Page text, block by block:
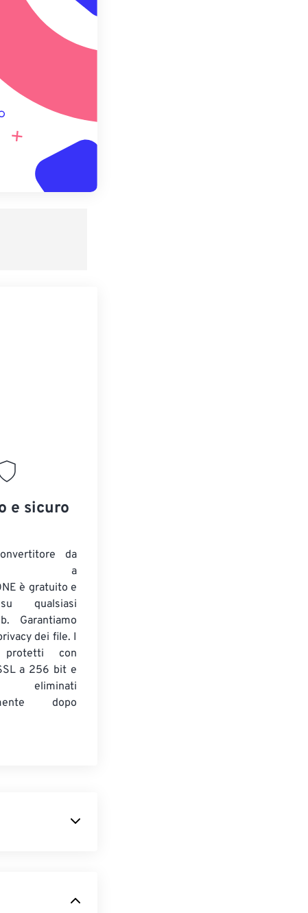
e sicuro
da
a
è gratuito e
qualsiasi
Garantiamo
dei file. I
con
a 256 bit e
eliminati
dopo
"CB" nel